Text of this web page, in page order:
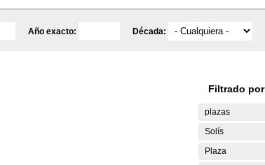
Año exacto: Década:
Filtrado por
plazas
Solís
Plaza